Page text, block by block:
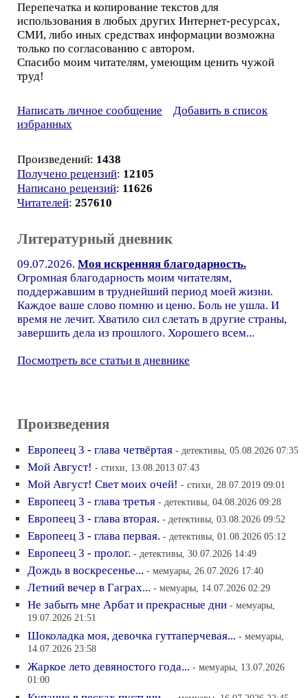
Перепечатка и копирование текстов для
использования в любых других Интернет-ресурсах,
СМИ, либо иных средствах информации возможна
только по согласованию с автором.
Спасибо моим читателям, умеющим ценить чужой
труд!
Написать личное сообщение
Добавить в список
избранных
Произведений: 1438
Получено рецензий: 12105
Написано рецензий: 11626
Читателей: 257610
Литературный дневник
09.07.2026. Моя искренняя благодарность.
Огромная благодарность моим читателям,
поддержавшим в труднейший период моей жизни.
Каждое ваше слово помню и ценю. Боль не ушла. И
время не лечит. Хватило сил слетать в другие страны,
завершить дела из прошлого. Хорошего всем...
Посмотреть все статьи в дневнике
Произведения
Европеец 3 - глава четвёртая - детективы, 05.08.2026 07:35
Мой Август! - стихи, 13.08.2013 07:43
Мой Август! Свет моих очей! - стихи, 28.07.2019 09:01
Европеец 3 - глава третья - детективы, 04.08.2026 09:28
Европеец 3 - глава вторая. - детективы, 03.08.2026 09:52
Европеец 3 - глава первая. - детективы, 01.08.2026 05:12
Европеец 3 - пролог. - детективы, 30.07.2026 14:49
Дождь в воскресенье... - мемуары, 26.07.2026 17:40
Летний вечер в Гаграх... - мемуары, 14.07.2026 02:29
Не забыть мне Арбат и прекрасные дни - мемуары,
19.07.2026 21:51
Шоколадка моя, девочка гуттаперчевая... - мемуары,
14.07.2026 23:58
Жаркое лето девяностого года... - мемуары, 13.07.2026
01:00